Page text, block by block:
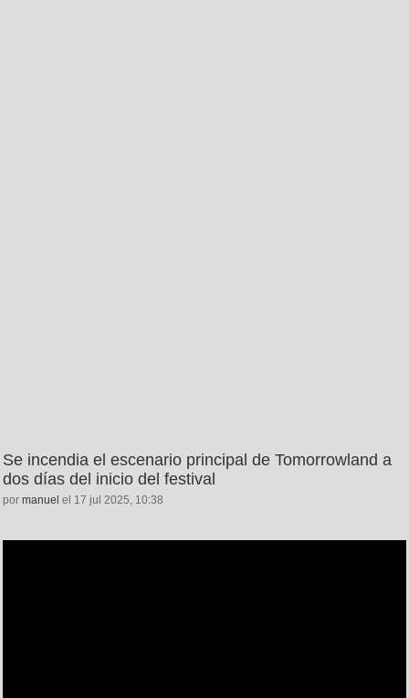
Se incendia el escenario principal de Tomorrowland a
dos días del inicio del festival
por manuel el 17 jul 2025, 10:38